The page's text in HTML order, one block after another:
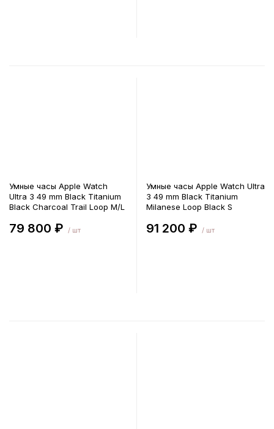
Умные часы Apple Watch
Ultra 3 49 mm Black Titanium
Black Charcoal Trail Loop M/L
79 800 ₽ / шт
Умные часы Apple Watch Ultra
3 49 mm Black Titanium
Milanese Loop Black S
91 200 ₽ / шт